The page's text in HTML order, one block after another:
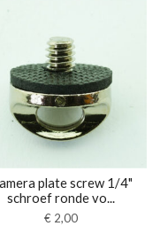
plate screw 1/4"
schroef ronde vo...
€ 2,00